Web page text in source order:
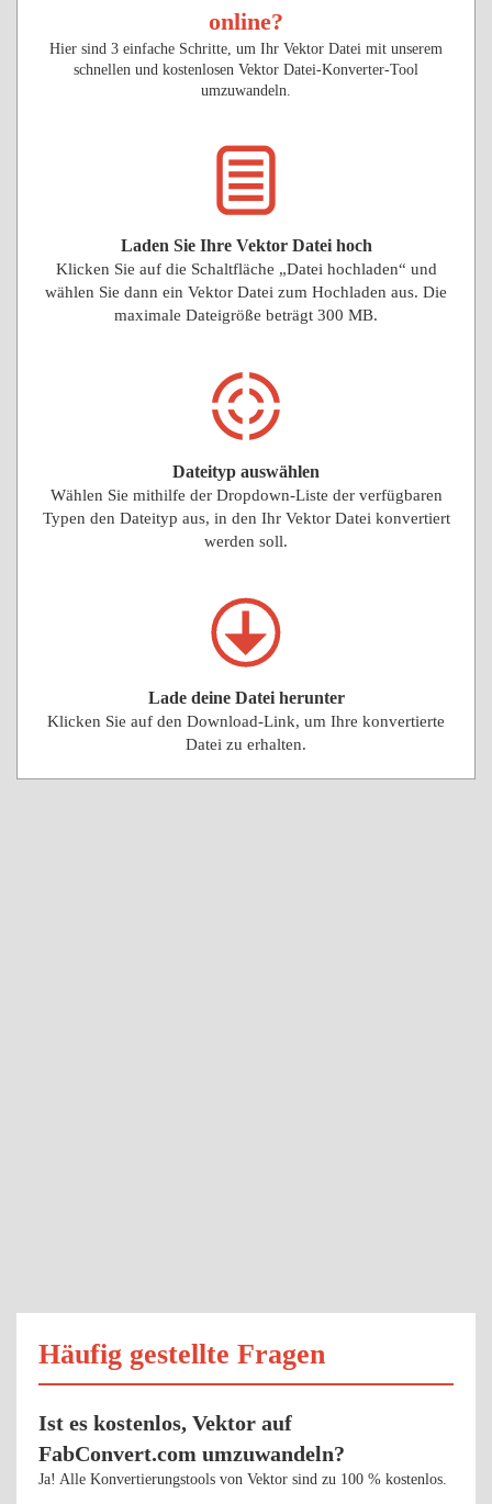
online?
Hier sind 3 einfache Schritte, um Ihr Vektor Datei mit unserem
schnellen und kostenlosen Vektor Datei-Konverter-Tool
umzuwandeln.
Laden Sie Ihre Vektor Datei hoch
Klicken Sie auf die Schaltfläche „Datei hochladen“ und
wählen Sie dann ein Vektor Datei zum Hochladen aus. Die
maximale Dateigröße beträgt 300 MB.
Dateityp auswählen
Wählen Sie mithilfe der Dropdown-Liste der verfügbaren
Typen den Dateityp aus, in den Ihr Vektor Datei konvertiert
werden soll.
Lade deine Datei herunter
Klicken Sie auf den Download-Link, um Ihre konvertierte
Datei zu erhalten.
Häufig gestellte Fragen
Ist es kostenlos, Vektor auf
FabConvert.com umzuwandeln?
Ja! Alle Konvertierungstools von Vektor sind zu 100 % kostenlos.